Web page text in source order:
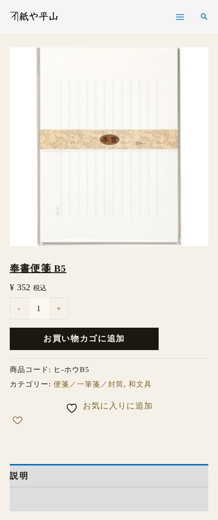
検
奉書便箋 B5
¥ 352 税込
- +
お買い物カゴに追加
商品コード: ヒ-ホウB5
カテゴリー: 便箋／一筆箋／封筒, 和文具
お気に入りに追加
説明